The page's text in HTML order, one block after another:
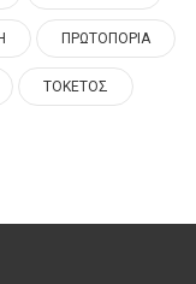
ΠΡΩΤΟΠΟΡΙΑ
ΤΟΚΕΤΟΣ